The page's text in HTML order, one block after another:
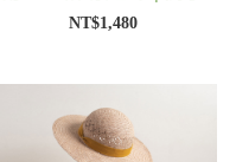
NT$1,480